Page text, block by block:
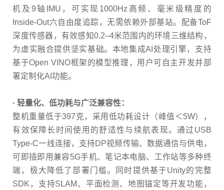
机及9轴IMU，可实现1000Hz高频、毫米级精度的
Inside-Out六自由度追踪，无需依赖外部基站。配备ToF
深度传感器，有效感知0.2–4米范围内的环境三维结构，
为虚实融合提供坚实基础。本地集成AI处理引擎，支持
基于Open VINO框架的模型推理，用户可自主开发并部
署定制化AI功能。
·轻量化、低功耗与广泛兼容性：
整机重量低于397克，采用低功耗设计（峰值＜5W），
有效保障长时间使用的舒适性与续航表现。通过USB
Type-C一线连接，支持DP视频传输、数据通信与供电，
可即插即用兼容5G手机、笔记本电脑、工作站等多种终
端，极大降低了部署门槛。同时提供基于Unity的完整
SDK，支持SLAM、平面检测、地图锚定等开发功能，